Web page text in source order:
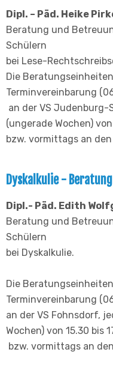
Dipl. – Päd. Heike
Beratung und
Schülern
bei Lese-
Die
Terminvereinbarung
an der VS
(ungerade Wochen)
bzw. vormittags an
Dyskalkulie - Beratung
Dipl.- Päd. Edith
Beratung und
Schülern
bei Dyskalkulie.
Die
Terminvereinbarung
an der VS Fohnsdorf,
Wochen) von 15.30 bis
bzw. vormittags an